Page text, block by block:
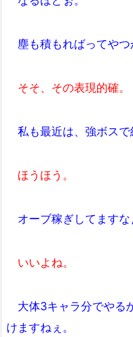
塵も積もればってやつ
そそ、その表現的確。
私も最近は、強ボスで
ほうほう。
オーブ稼ぎしてますな
いいよね。
大体3キャラ分でやる
けますねぇ。